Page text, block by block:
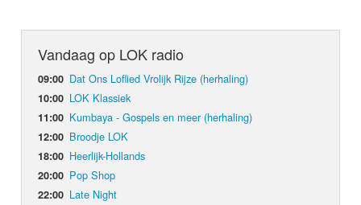
Vandaag op LOK radio
09:00 Dat Ons Loflied Vrolijk Rijze (herhaling)
10:00 LOK Klassiek
11:00 Kumbaya - Gospels en meer (herhaling)
12:00 Broodje LOK
18:00 Heerlijk-Hollands
20:00 Pop Shop
22:00 Late Night